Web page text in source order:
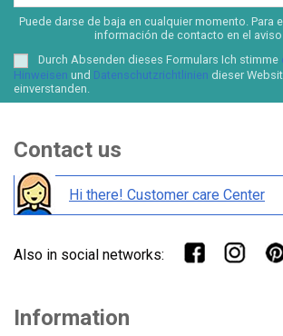
Puede darse de baja en cualquier momento. Para
información de contacto en el aviso
Durch Absenden dieses Formulars Ich stimme
Hinweisen und Datenschutzrichtlinien dieser
einverstanden.
Contact us
Hi there! Customer care Center
Also in social networks:
Information